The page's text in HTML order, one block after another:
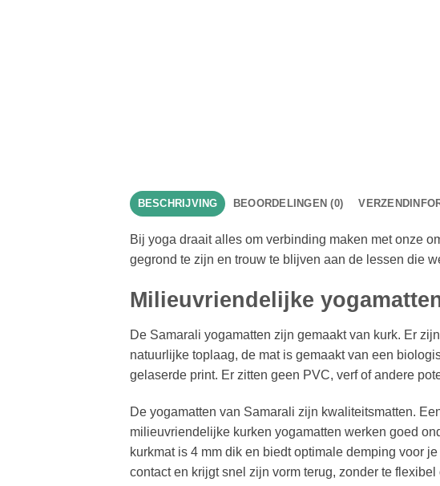
BESCHRIJVING BEOORDELINGEN (0)
Bij yoga draait alles om verbinding maken met onze
gegrond te zijn en trouw te blijven aan de lessen die
Milieuvriendelijke
De Samarali yogamatten zijn gemaakt van kurk. Er
natuurlijke toplaag, de mat is gemaakt van een
gelaserde print. Er zitten geen PVC, verf of andere
De yogamatten van Samarali zijn kwaliteitsmatten.
milieuvriendelijke kurken yogamatten werken goed
kurkmat is 4 mm dik en biedt optimale demping voor
contact en krijgt snel zijn vorm terug, zonder te